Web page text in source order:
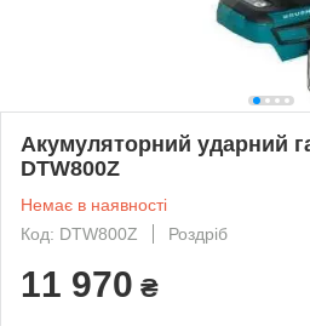
Акумуляторний ударний
DTW800Z
Немає в наявності
Код: DTW800Z
Роздріб
11 970 ₴